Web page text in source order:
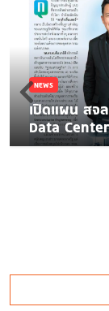
NEWS
เปิดแผน สจ
Data